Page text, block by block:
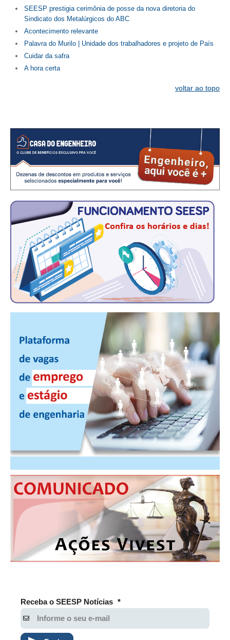
CARREIRA
NEWSLETTER
ENGENHEIRO EMPREENDEDOR
SEESP EDUCAÇÃO
PLATAFORMAS GRATUITAS
BENEFÍCIOS
APOSENTADORIA
CONVÊNIOS
PLANO DE SAÚDE
SEESPPREV
CONSÓRCIOS
COMUNICAÇÃO
PALAVRA DO MURILO
NOTÍCIAS
CONTEÚDO ESPECIAL
JORNAL DO ENGENHEIRO
AGENDA
NOTÍCIAS NO WHATSAPP
FOTOS
PUBLICAÇÕES
PUBLICIDADE
RELEASES
CONTATO
SEESP prestigia cerimônia de posse da nova diretoria do
Sindicato dos Metalúrgicos do ABC
Acontecimento relevante
Palavra do Murilo | Unidade dos trabalhadores e projeto de País
Cuidar da safra
A hora certa
voltar ao topo
Receba o SEESP Notícias *